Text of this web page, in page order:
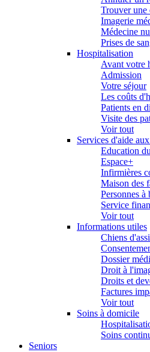
Trouver une
Imagerie
Médecine
Prises de
Hospitalisation
Avant votre
Admission
Votre séjour
Les coûts
Patients en
Visite des
Voir tout
Services d'aide
Education
Espace+
Infirmières
Maison des
Personnes à
Service
Voir tout
Informations utiles
Chiens
Dossier
Droit à
Droits et
Factures
Voir tout
Soins à domicile
Soins
Seniors